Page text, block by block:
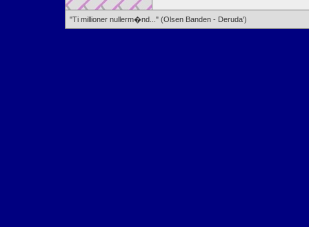
"Ti millioner nullerm�nd..." (Olsen Banden - Deruda')